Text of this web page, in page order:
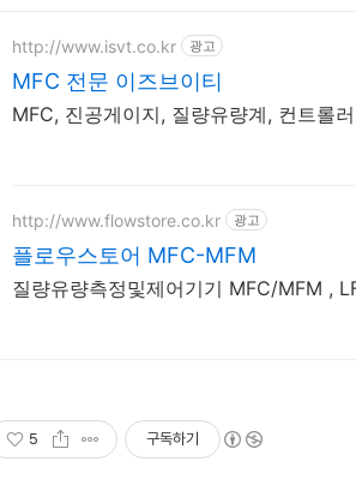
http://www.isvt.co.kr 광고
MFC 전문 이즈브이티
MFC, 진공게이지, 질량유량계, 컨트롤
http://www.flowstore.co.kr 광고
플로우스토어 MFC-MFM
질량유량측정및제어기기 MFC/MFM ,
5 구독하기